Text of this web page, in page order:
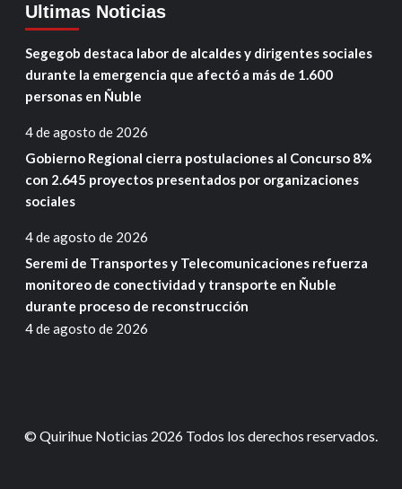
Ultimas Noticias
Segegob destaca labor de alcaldes y dirigentes sociales
durante la emergencia que afectó a más de 1.600
personas en Ñuble
4 de agosto de 2026
Gobierno Regional cierra postulaciones al Concurso 8%
con 2.645 proyectos presentados por organizaciones
sociales
4 de agosto de 2026
Seremi de Transportes y Telecomunicaciones refuerza
monitoreo de conectividad y transporte en Ñuble
durante proceso de reconstrucción
4 de agosto de 2026